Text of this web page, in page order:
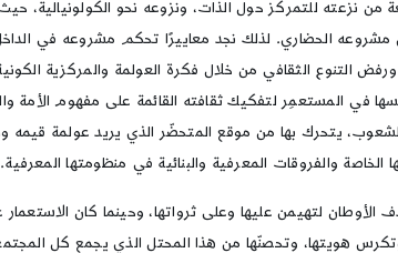
من نزعته للتمركز حول الذات، ونزوعه نحو
مشروعه الحضاري. لذلك نجد معاييرًا تحكم مشروعه في
ورفض التنوع الثقافي من خلال فكرة العولمة والمركزية
في المستعمِر لتفكيك ثقافته القائمة على مفهوم
يتحرك بها من موقع المتحضّر الذي يريد عولمة
الخاصة والفروقات المعرفية والبنائية في منظومتها المعرفية.
الأوطان لتهيمن عليها وعلى ثرواتها، وحينما كان
هويتها، وتحصنّها من هذا المحتل الذي يجمع كل